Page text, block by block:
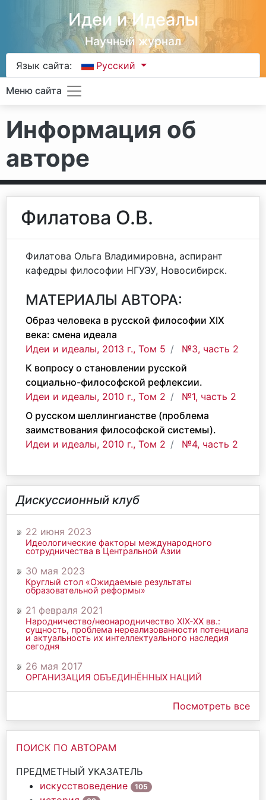
Идеи и Идеалы
Научный журнал
Язык сайта: Русский
Меню сайта
Информация об
авторе
Филатова О.В.
Филатова Ольга Владимировна, аспирант
кафедры философии НГУЭУ, Новосибирск.
МАТЕРИАЛЫ АВТОРА:
Образ человека в русской философии XIX
века: смена идеала
Идеи и идеалы, 2013 г., Том 5
№3, часть 2
К вопросу о становлении русской
социально-философской рефлексии.
Идеи и идеалы, 2010 г., Том 2
№1, часть 2
О русском шеллингианстве (проблема
заимствования философской системы).
Идеи и идеалы, 2010 г., Том 2
№4, часть 2
Дискуссионный клуб
22 июня 2023
Идеологические факторы международного
сотрудничества в Центральной Азии
30 мая 2023
Круглый стол «Ожидаемые результаты
образовательной реформы»
21 февраля 2021
Народничество/неонародничество ХIХ-ХХ вв.:
сущность, проблема нереализованности потенциала
и актуальность их интеллектуального наследия
сегодня
26 мая 2017
ОРГАНИЗАЦИЯ ОБЪЕДИНЁННЫХ НАЦИЙ
Посмотреть все
ПОИСК ПО АВТОРАМ
ПРЕДМЕТНЫЙ УКАЗАТЕЛЬ
искусствоведение
105